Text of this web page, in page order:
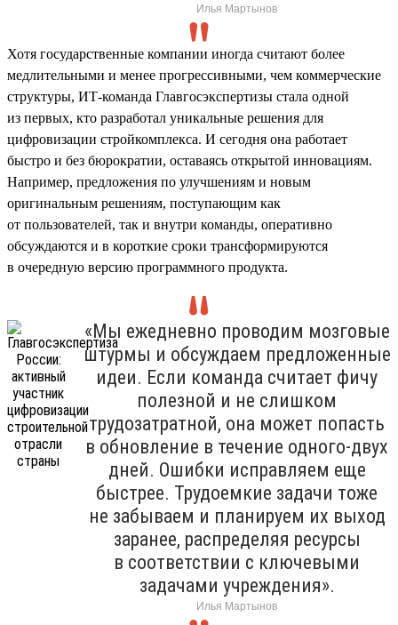
Илья Мартынов
Хотя государственные компании иногда считают более
медлительными и менее прогрессивными, чем коммерческие
структуры, ИТ-команда Главгосэкспертизы стала одной
из первых, кто разработал уникальные решения для
цифровизации стройкомплекса. И сегодня она работает
быстро и без бюрократии, оставаясь открытой инновациям.
Например, предложения по улучшениям и новым
оригинальным решениям, поступающим как
от пользователей, так и внутри команды, оперативно
обсуждаются и в короткие сроки трансформируются
в очередную версию программного продукта.
«Мы ежедневно проводим мозговые
штурмы и обсуждаем предложенные
идеи. Если команда считает фичу
полезной и не слишком
трудозатратной, она может попасть
в обновление в течение одного-двух
дней. Ошибки исправляем еще
быстрее. Трудоемкие задачи тоже
не забываем и планируем их выход
заранее, распределяя ресурсы
в соответствии с ключевыми
задачами учреждения».
Илья Мартынов